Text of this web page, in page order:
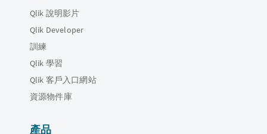
Qlik 說明影片
Qlik Developer
訓練
Qlik 學習
Qlik 客戶入口網站
資源物件庫
產品